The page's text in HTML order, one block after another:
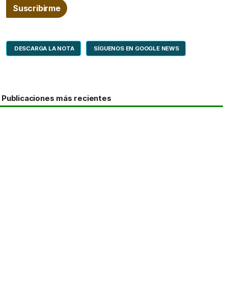
DESCARGA LA NOTA SÍGUENOS EN GOOGLE NEWS
Publicaciones más recientes